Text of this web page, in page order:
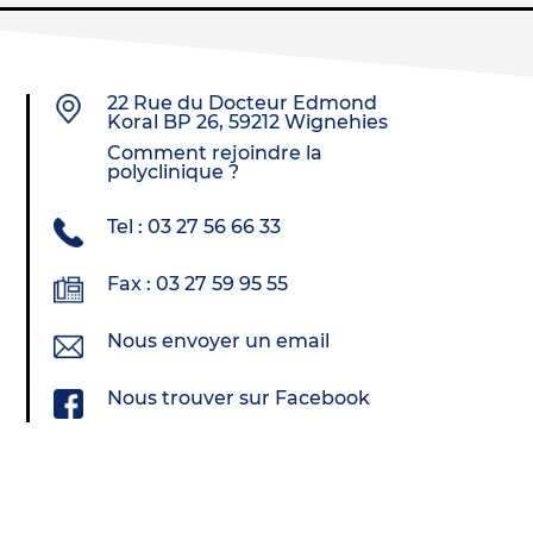
22 Rue du Docteur Edmond
Koral BP 26, 59212 Wignehies
Comment rejoindre la
polyclinique ?
Tel : 03 27 56 66 33
Fax : 03 27 59 95 55
Nous envoyer un email
Nous trouver sur Facebook